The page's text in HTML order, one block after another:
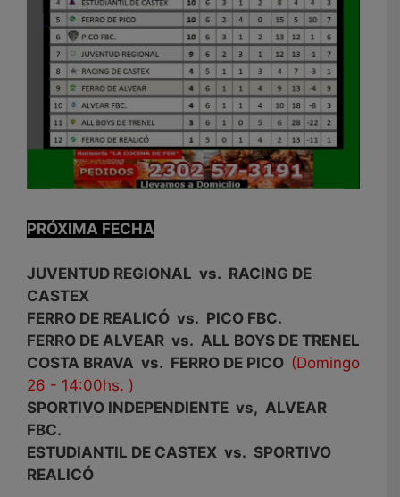
PRÓXIMA FECHA
JUVENTUD REGIONAL vs. RACING DE
CASTEX
FERRO DE REALICÓ vs. PICO FBC.
FERRO DE ALVEAR vs. ALL BOYS DE TRENEL
COSTA BRAVA vs. FERRO DE PICO (Domingo
26 - 14:00hs. )
SPORTIVO INDEPENDIENTE vs, ALVEAR
FBC.
ESTUDIANTIL DE CASTEX vs. SPORTIVO
REALICÓ